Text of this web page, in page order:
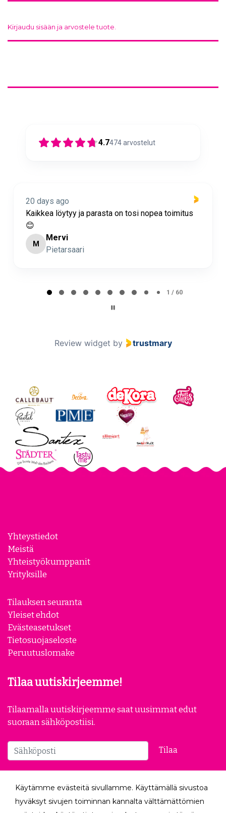
Kirjaudu sisään ja arvostele tuote.
4.7474arvostelut
days ago
löytyy ja parasta on tosi nopea toimitus
Pietarsaari
by trustmary
Yhteystiedot
Yhteistyökumppanit
Yrityksille
Tilauksen seuranta
Tietosuojaseloste
Tilaa uutiskirjeemme!
Tilaamalla uutiskirjeemme saat uusimmat edut
Käytämme evästeitä sivullamme. Käyttämällä sivustoa
hyväksyt sivujen toiminnan kannalta välttämättömien